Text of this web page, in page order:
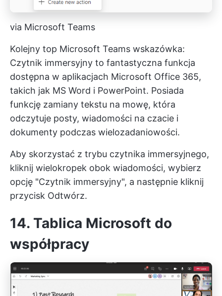
via Microsoft Teams
Kolejny top Microsoft Teams wskazówka:
Czytnik immersyjny to fantastyczna funkcja
dostępna w aplikacjach Microsoft Office 365,
takich jak MS Word i PowerPoint. Posiada
funkcję zamiany tekstu na mowę, która
odczytuje posty, wiadomości na czacie i
dokumenty podczas wielozadaniowości.
Aby skorzystać z trybu czytnika immersyjnego,
kliknij wielokropek obok wiadomości, wybierz
opcję "Czytnik immersyjny", a następnie kliknij
przycisk Odtwórz.
14. Tablica Microsoft do
współpracy